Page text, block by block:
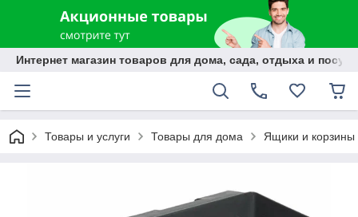
Интернет магазин товаров для дома, сада, отдыха и
Товары и услуги Товары для дома Ящики и корзины